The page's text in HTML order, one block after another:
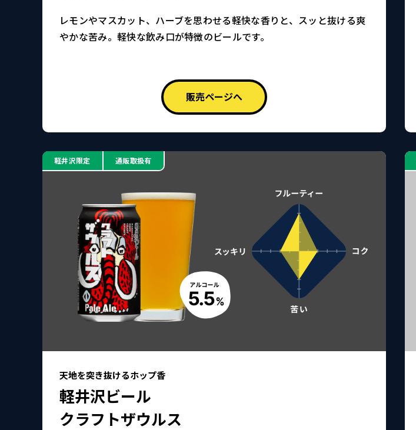
レモンやマスカット、ハーブを思わせる軽快な香りと、スッと抜ける爽
やかな苦み。軽快な飲み口が特徴のビールです。
販売ページへ
天地を突き抜けるホップ香
軽井沢ビール
クラフトザウルス
軽井沢限定 通販取扱有